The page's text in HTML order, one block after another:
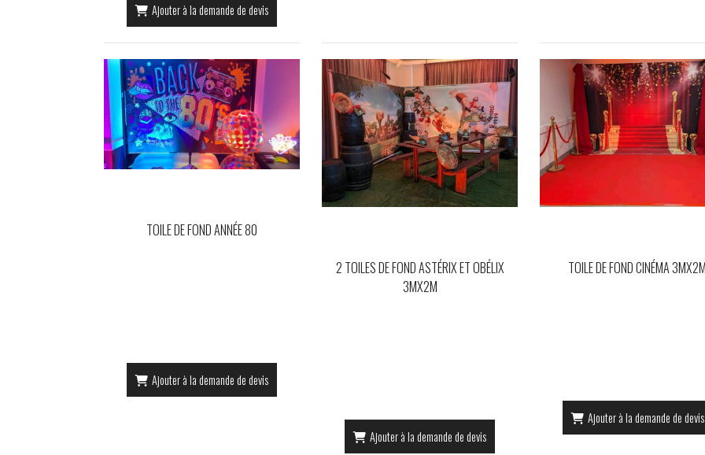
Ajouter à la demande de devis
TOILE DE FOND ANNÉE 80
Ajouter à la demande de devis
2 TOILES DE FOND ASTÉRIX ET OBÉLIX
3MX2M
Ajouter à la demande de devis
TOILE DE FOND CINÉMA
Ajouter à la demande de devis